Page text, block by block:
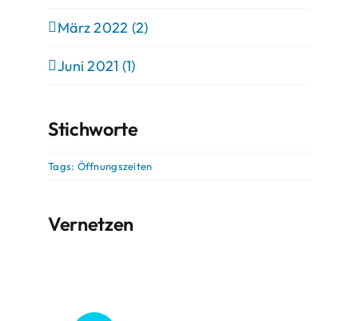
März 2022 (2)
Juni 2021 (1)
Stichworte
Tags: Öffnungszeiten
Vernetzen